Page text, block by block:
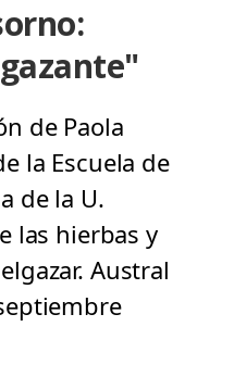
de Paola
la Escuela de
de la U.
las hierbas y
Austral